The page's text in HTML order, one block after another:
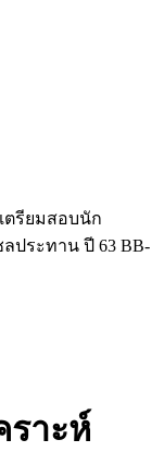
ตรียมสอบนัก
ประทาน ปี 63 BB-
ราะห์